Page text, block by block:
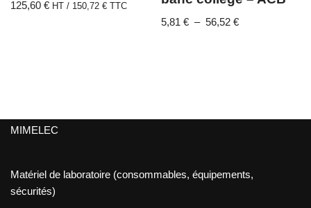
125,60 € HT / 150,72 € TTC
5,81€ – 56,52€
MIMELEC
Matériel de laboratoire (consommables, équipements,
sécurités)